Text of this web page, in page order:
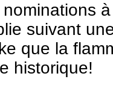
suivant
que la
historique!